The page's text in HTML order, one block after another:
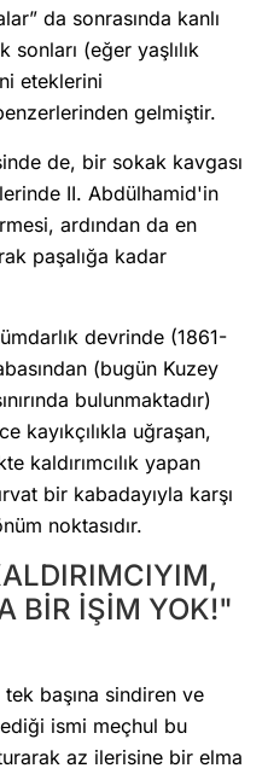
da sonrasında kanlı
sonları (eğer yaşlılık
eteklerini
gelmiştir.
de, bir sokak kavgası
II. Abdülhamid'in
ardından da en
paşalığa kadar
devrinde (1861-
(bugün Kuzey
bulunmaktadır)
kayıkçılıkla uğraşan,
kaldırımcılık yapan
bir kabadayıyla karşı
noktasıdır.
BİR İŞİM YOK!"
başına sindiren ve
ismi meçhul bu
az ilerisine bir elma